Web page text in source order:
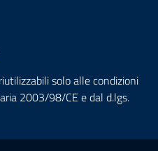
solo alle condizioni
2003/98/CE e dal d.lgs.